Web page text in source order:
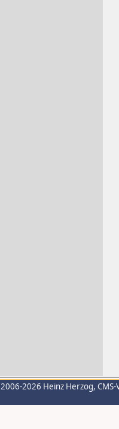
2026 Heinz Herzog,